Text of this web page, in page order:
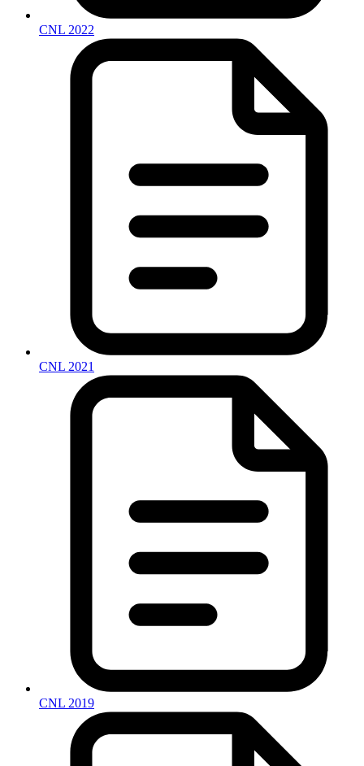
CNL 2022
CNL 2021
CNL 2019